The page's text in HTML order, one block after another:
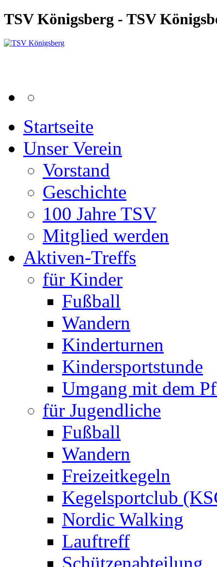
TSV Königsberg - TSV
Startseite
Unser Verein
Vorstand
Geschichte
100 Jahre TSV
Mitglied werden
Aktiven-Treffs
für Kinder
Fußball
Wandern
Kinderturnen
Kindersportstunde
Umgang mit dem
für Jugendliche
Fußball
Wandern
Freizeitkegeln
Kegelsportclub
Nordic Walking
Lauftreff